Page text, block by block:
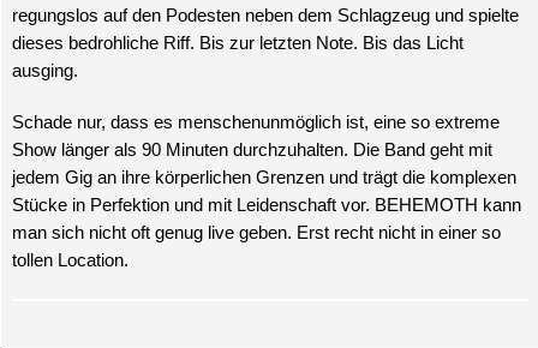
regungslos auf den Podesten neben dem Schlagzeug und spielte
dieses bedrohliche Riff. Bis zur letzten Note. Bis das Licht
ausging.
Schade nur, dass es menschenunmöglich ist, eine so extreme
Show länger als 90 Minuten durchzuhalten. Die Band geht mit
jedem Gig an ihre körperlichen Grenzen und trägt die komplexen
Stücke in Perfektion und mit Leidenschaft vor. BEHEMOTH kann
man sich nicht oft genug live geben. Erst recht nicht in einer so
tollen Location.